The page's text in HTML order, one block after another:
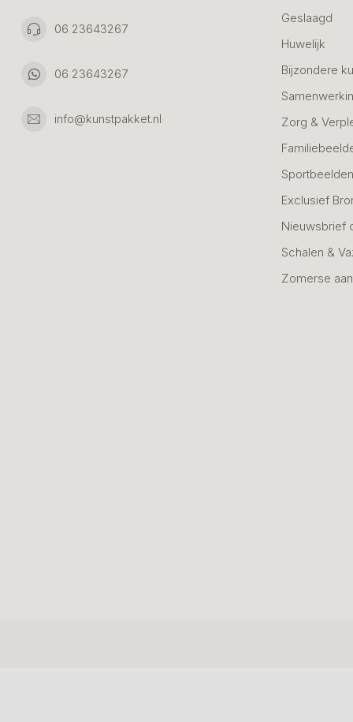
06 23643267
06 23643267
info@kunstpakket.nl
Geslaagd
Huwelijk
Bijzondere
Zorg &
Sportbeelden
Exclusief
Nieuwsbrief
Schalen &
Zomerse